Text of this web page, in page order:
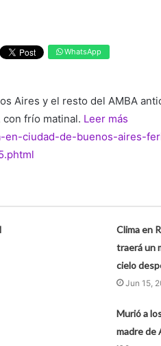
WhatsApp
Aires y el resto del AMBA
frío matinal. Leer más
en-ciudad-de-buenos-aires-
Clima en
traerá un
cielo
Jun 15,
Murió a
madre de